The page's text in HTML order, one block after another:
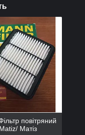
повітряний
Матіз